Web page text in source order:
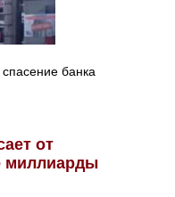
банка
от
миллиарды